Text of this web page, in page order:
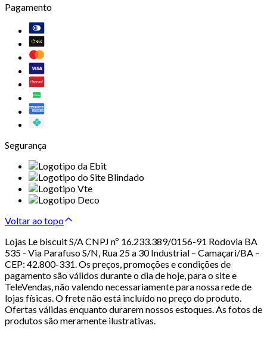
Pagamento
Segurança
Voltar ao topo
Lojas Le biscuit S/A CNPJ nº 16.233.389/0156-91 Rodovia BA
535 - Via Parafuso S/N, Rua 25 a 30 Industrial – Camaçari/BA –
CEP: 42.800-331. Os preços, promoções e condições de
pagamento são válidos durante o dia de hoje, para o site e
TeleVendas, não valendo necessariamente para nossa rede de
lojas físicas. O frete não está incluído no preço do produto.
Ofertas válidas enquanto durarem nossos estoques. As fotos de
produtos são meramente ilustrativas.